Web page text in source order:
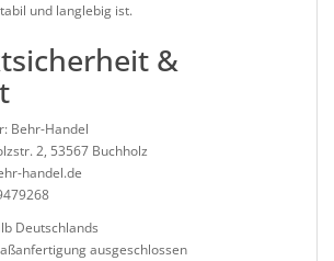
und langlebig ist.
&
Behr-Handel
2, 53567 Buchholz
handel.de
Deutschlands
ausgeschlossen